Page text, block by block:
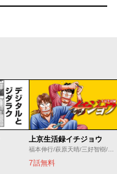
上京生活録イチジョウ
7話無料